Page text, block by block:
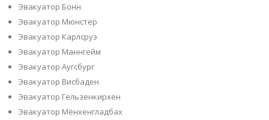
Эвакуатор Бонн
Эвакуатор Мюнстер
Эвакуатор Карлсруэ
Эвакуатор Маннгейм
Эвакуатор Аугсбург
Эвакуатор Висбаден
Эвакуатор Гельзенкирхен
Эвакуатор Мёнхенгладбах